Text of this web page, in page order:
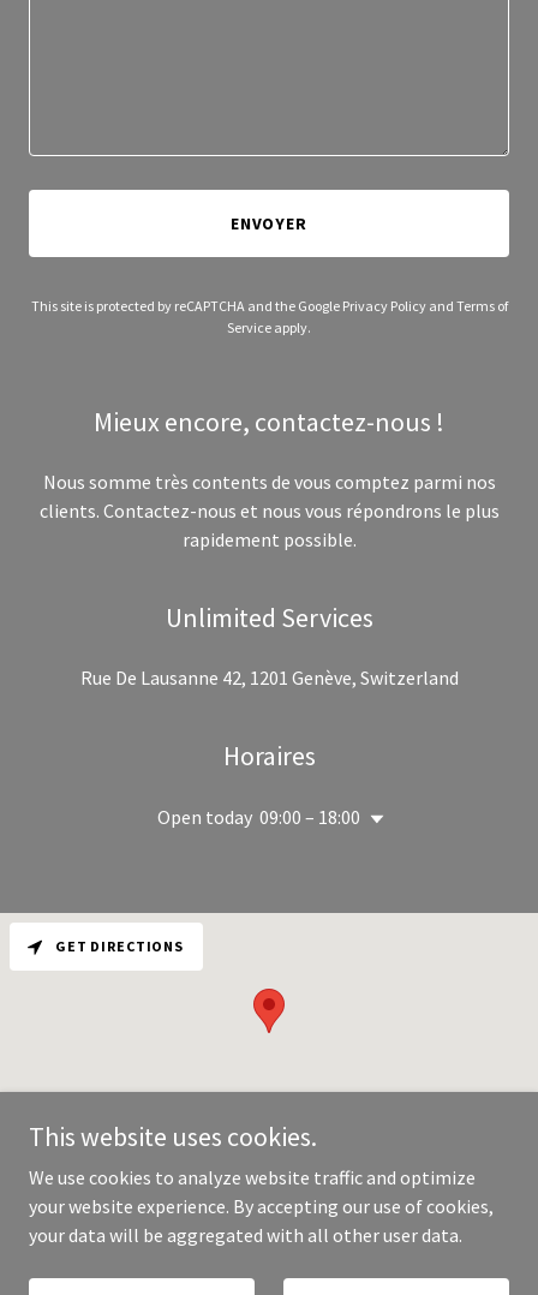
ENVOYER
This site is protected by reCAPTCHA and the Google Privacy Policyand Terms of
Service apply.
Mieux encore, contactez-nous !
Nous somme très contents de vous comptez parmi nos
clients. Contactez-nous et nous vous répondrons le plus
rapidement possible.
Unlimited Services
Rue De Lausanne 42, 1201 Genève, Switzerland
Horaires
Open today 09:00 – 18:00
GET DIRECTIONS
Copyright © 2026 Unlimited Services - All Rights Reserved.
This website uses cookies.
We use cookies to analyze website traffic and optimize
your website experience. By accepting our use of cookies,
your data will be aggregated with all other user data.